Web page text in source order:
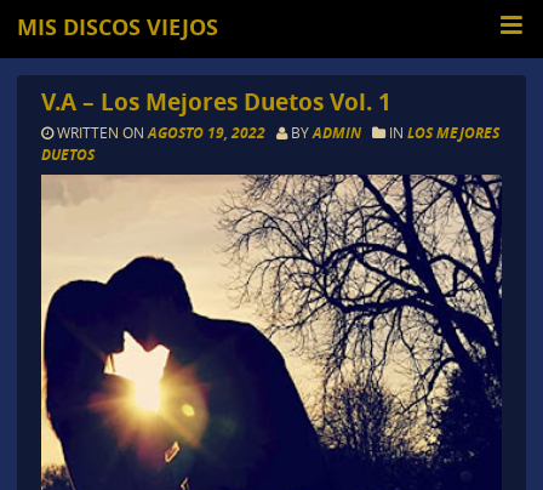
MIS DISCOS VIEJOS
V.A – Los Mejores Duetos Vol. 1
WRITTEN ON AGOSTO 19, 2022 BYADMIN IN LOS MEJORES
DUETOS